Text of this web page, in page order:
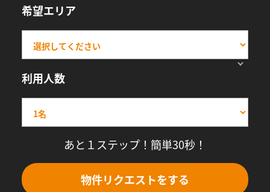
希望エリア
利用人数
あと１ステップ！簡単30秒！
物件リクエストをする